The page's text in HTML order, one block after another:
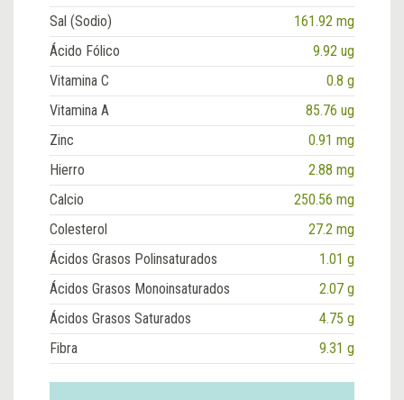
Sal (Sodio)
161.92 mg
Ácido Fólico
9.92 ug
Vitamina C
0.8 g
Vitamina A
85.76 ug
Zinc
0.91 mg
Hierro
2.88 mg
Calcio
250.56 mg
Colesterol
27.2 mg
Ácidos Grasos Polinsaturados
1.01 g
Ácidos Grasos Monoinsaturados
2.07 g
Ácidos Grasos Saturados
4.75 g
Fibra
9.31 g